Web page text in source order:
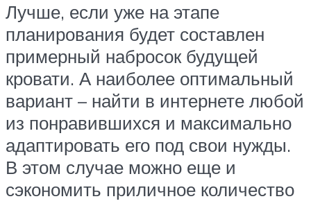
Лучше, если уже на этапе
планирования будет составлен
примерный набросок будущей
кровати. А наиболее оптимальный
вариант – найти в интернете любой
из понравившихся и максимально
адаптировать его под свои нужды.
В этом случае можно еще и
сэкономить приличное количество